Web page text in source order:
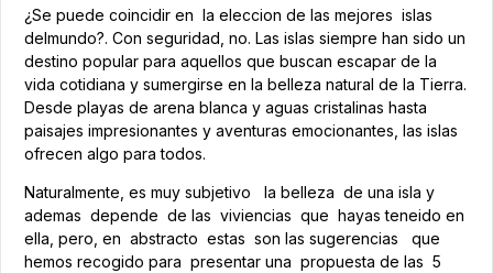
¿Se puede coincidir en la eleccion de las mejores islas
delmundo?. Con seguridad, no. Las islas siempre han sido un
destino popular para aquellos que buscan escapar de la
vida cotidiana y sumergirse en la belleza natural de la Tierra.
Desde playas de arena blanca y aguas cristalinas hasta
paisajes impresionantes y aventuras emocionantes, las islas
ofrecen algo para todos.
Naturalmente, es muy subjetivo la belleza de una isla y
ademas depende de las viviencias que hayas teneido en
ella, pero, en abstracto estas son las sugerencias que
hemos recogido para presentar una propuesta de las 5